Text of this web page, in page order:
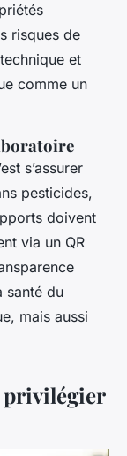
risques de
et
comme un
s’assurer
pesticides,
doivent
via un QR
santé du
mais aussi
privilégier